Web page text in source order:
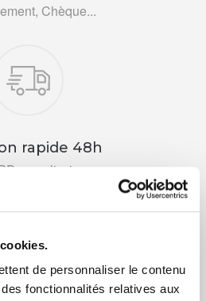
de personnaliser le contenu
fonctionnalités relatives aux
Chèque...
rapide 48h
ou colissimo